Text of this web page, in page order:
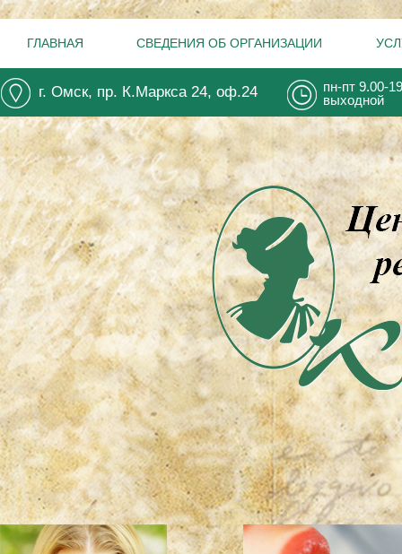
ГЛАВНАЯ СВЕДЕНИЯ ОБ ОРГАНИЗАЦИИ
г. Омск, пр. К.Маркса 24, оф.24
пн-пт 9.00-
выходной